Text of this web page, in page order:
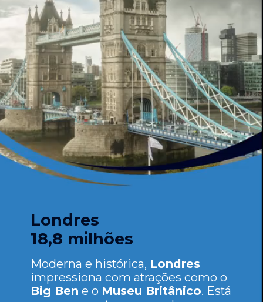
Londres
18,8 milhões
Moderna e histórica, Londres
impressiona com atrações como o
Big Ben e o Museu Britânico. Está